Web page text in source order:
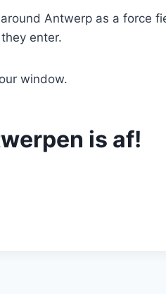
Antwerp as a force
enter.
window.
is af!